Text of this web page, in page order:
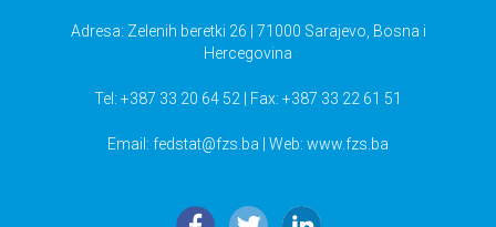
Adresa: Zelenih beretki 26 | 71000 Sarajevo, Bosna i
Hercegovina
Tel: +387 33 20 64 52 | Fax: +387 33 22 61 51
Email: fedstat@fzs.ba | Web: www.fzs.ba